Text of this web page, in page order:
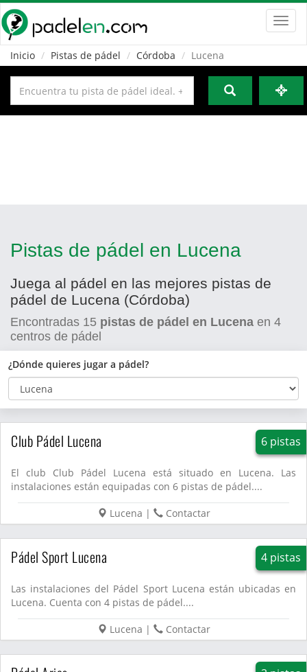
Inicio
Pistas de pádel Córdoba Lucena
Pistas de pádel en Lucena
Juega al pádel en las mejores pistas de
pádel de Lucena (Córdoba)
Encontradas 15 pistas de pádel en Lucena en 4
centros de pádel
¿Dónde quieres jugar a pádel?
Club Pádel Lucena 6 pistas
El club Club Pádel Lucena está situado en Lucena. Las
instalaciones están equipadas con 6 pistas de pádel....
Lucena | Contactar
Pádel Sport Lucena 4 pistas
Las instalaciones del Pádel Sport Lucena están ubicadas en
Lucena. Cuenta con 4 pistas de pádel....
Lucena | Contactar